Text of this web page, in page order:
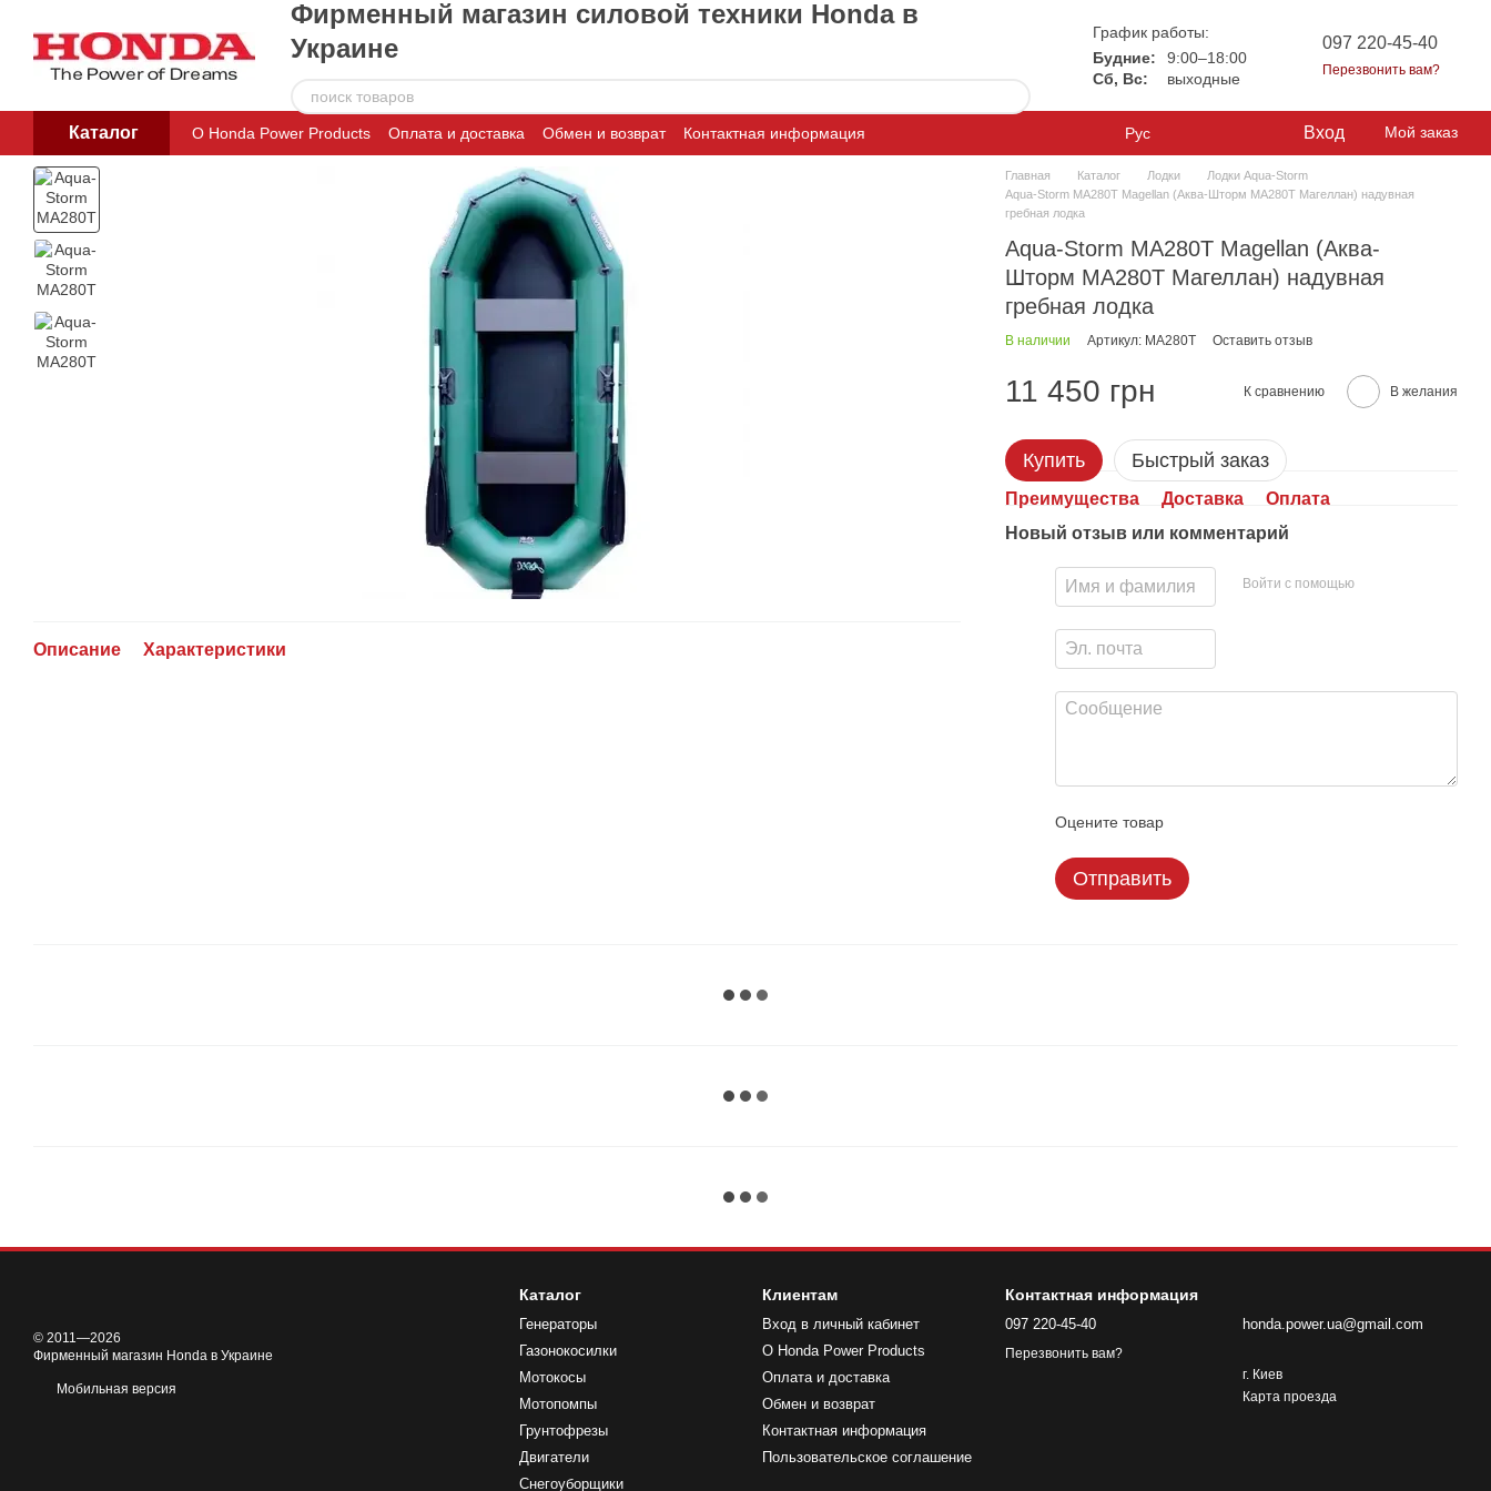
Фирменный магазин силовой техники Honda в
Украине
График работы:
Будние:
9:00–18:00
Сб, Вс:
выходные
097 220-45-40
Перезвонить вам?
Каталог О Honda Power Products Оплата и доставка Обмен и возврат
Контактная информация
Пользовательское соглашение
Рус Вход Мой заказ
Описание Характеристики
Главная Каталог Лодки
Лодки Aqua-Storm
Aqua-Storm MA280T Magellan (Аква-Шторм МА280Т Магеллан) надувная
гребная лодка
Aqua-Storm MA280T Magellan (Аква-
Шторм МА280Т Магеллан) надувная
гребная лодка
В наличии Артикул: MA280T Оставить отзыв
11 450 грн К сравнению В желания
Купить Быстрый заказ
Преимущества Доставка
Оплата
Новый отзыв или комментарий
Войти с помощью
Оцените товар
Отправить
© 2011—2026
Фирменный магазин Honda в Украине
Мобильная версия
Каталог
Генераторы
Газонокосилки
Мотокосы
Мотопомпы
Грунтофрезы
Двигатели
Снегоуборщики
Клиентам
Вход в личный кабинет
О Honda Power Products
Оплата и доставка
Обмен и возврат
Контактная информация
Пользовательское соглашение
Контактная информация
097 220-45-40
Перезвонить вам?
honda.power.ua@gmail.com
г. Киев
Карта проезда